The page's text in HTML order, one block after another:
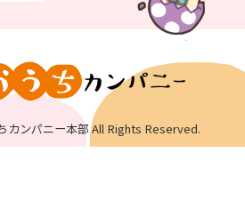
カンパニー本部 All Rights Reserved.